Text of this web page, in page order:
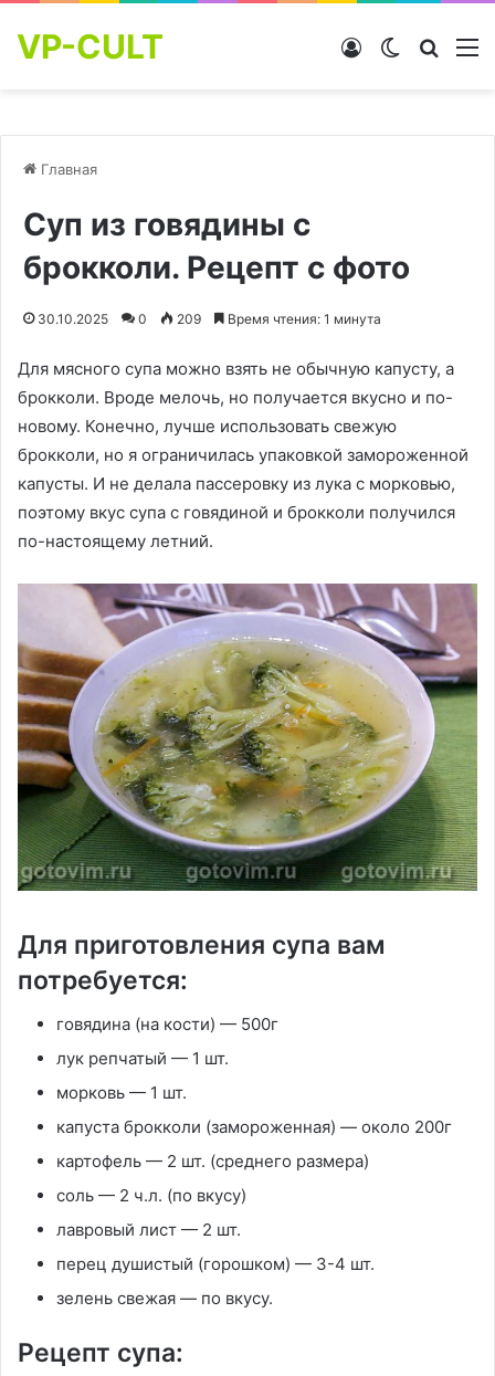
VP-CULT Switch skin
Войти
Главная
Суп из говядины с
брокколи. Рецепт с фото
30.10.2025 0 209 Время чтения: 1 минута
Для мясного супа можно взять не обычную капусту, а
брокколи. Вроде мелочь, но получается вкусно и по-
новому. Конечно, лучше использовать свежую
брокколи, но я ограничилась упаковкой замороженной
капусты. И не делала пассеровку из лука с морковью,
поэтому вкус супа с говядиной и брокколи получился
по-настоящему летний.
Для приготовления супа вам
потребуется:
говядина (на кости) — 500г
лук репчатый — 1 шт.
морковь — 1 шт.
капуста брокколи (замороженная) — около 200г
картофель — 2 шт. (среднего размера)
соль — 2 ч.л. (по вкусу)
лавровый лист — 2 шт.
перец душистый (горошком) — 3-4 шт.
зелень свежая — по вкусу.
Рецепт супа: